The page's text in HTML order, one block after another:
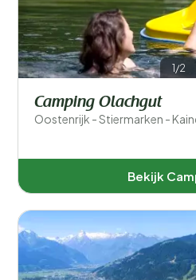
1/2
Camping Olachgut
Oostenrijk - Stiermarken -
Bekijk